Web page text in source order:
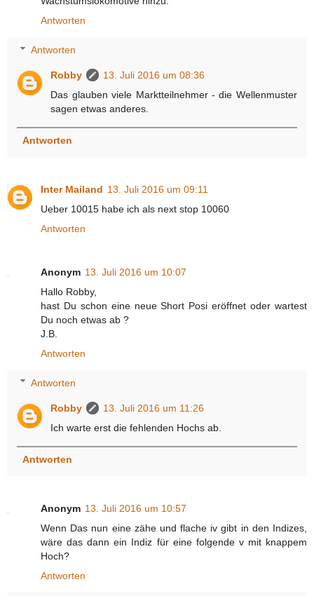
Antworten
Antworten
Robby
13. Juli 2016 um 08:36
Das glauben viele Marktteilnehmer - die Wellenmuster
sagen etwas anderes.
Antworten
Inter Mailand 13. Juli 2016 um 09:11
Ueber 10015 habe ich als next stop 10060
Antworten
Anonym 13. Juli 2016 um 10:07
Hallo Robby,
hast Du schon eine neue Short Posi eröffnet oder wartest
Du noch etwas ab ?
J.B.
Antworten
Antworten
Robby
13. Juli 2016 um 11:26
Ich warte erst die fehlenden Hochs ab.
Antworten
Anonym 13. Juli 2016 um 10:57
Wenn Das nun eine zähe und flache iv gibt in den Indizes,
wäre das dann ein Indiz für eine folgende v mit knappem
Hoch?
Antworten